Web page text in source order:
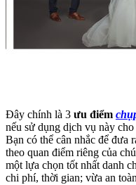
Đây chính là 3 ưu điểm
nếu sử dụng dịch vụ này
Bạn có thể cân nhắc để đưa
theo quan điểm riêng của
một lựa chọn tốt nhất danh
chi phí, thời gian; vừa an